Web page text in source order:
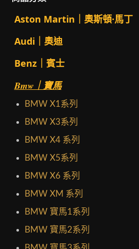
Aston Martin｜奧斯頓·馬丁
Audi｜奧迪
Benz｜賓士
Bmw｜寶馬
BMW X1系列
BMW X3系列
BMW X4 系列
BMW X5系列
BMW X6 系列
BMW XM 系列
BMW 寶馬1系列
BMW 寶馬2系列